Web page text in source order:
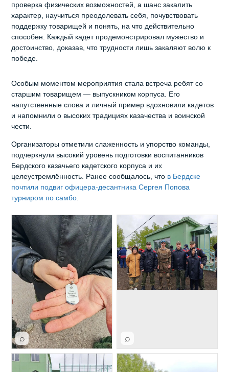
проверка физических возможностей, а шанс закалить
характер, научиться преодолевать себя, почувствовать
поддержку товарищей и понять, на что действительно
способен. Каждый кадет продемонстрировал мужество и
достоинство, доказав, что трудности лишь закаляют волю к
победе.
Особым моментом мероприятия стала встреча ребят со
старшим товарищем — выпускником корпуса. Его
напутственные слова и личный пример вдохновили кадетов
и напомнили о высоких традициях казачества и воинской
чести.
Организаторы отметили слаженность и упорство команды,
подчеркнули высокий уровень подготовки воспитанников
Бердского казачьего кадетского корпуса и их
целеустремлённость. Ранее сообщалось, что в Бердске
почтили подвиг офицера-десантника Сергея Попова
турниром по самбо.
⌕ ⌕